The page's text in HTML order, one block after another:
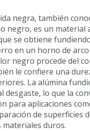
negra, también
negro, es un material
se obtiene
en un horno de arco
negro procede del
le confiere una
La alúmina
desgaste, lo que la
para aplicaciones
de superficies
duros.